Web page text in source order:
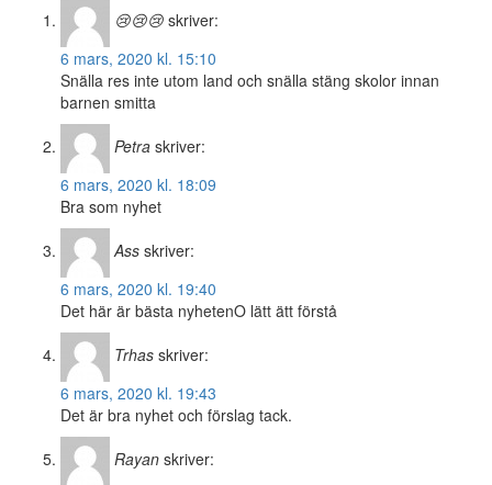
😢😢😢 skriver:
6 mars, 2020 kl. 15:10
Snälla res inte utom land och snälla stäng skolor innan
barnen smitta
Petra skriver:
6 mars, 2020 kl. 18:09
Bra som nyhet
Ass skriver:
6 mars, 2020 kl. 19:40
Det här är bästa nyhetenO lätt ätt förstå
Trhas skriver:
6 mars, 2020 kl. 19:43
Det är bra nyhet och förslag tack.
Rayan skriver: